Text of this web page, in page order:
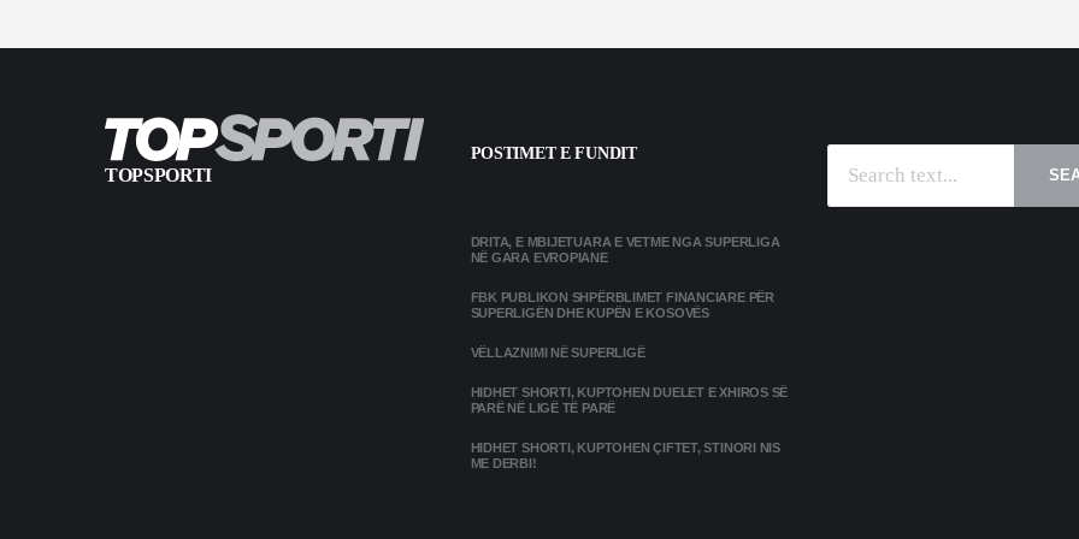
TOPSPORTI
POSTIMET E FUNDIT
DRITA, E MBIJETUARA E VETME NGA SUPERLIGA
NË GARA EVROPIANE
FBK PUBLIKON SHPËRBLIMET FINANCIARE PËR
SUPERLIGËN DHE KUPËN E KOSOVËS
VËLLAZNIMI NË SUPERLIGË
HIDHET SHORTI, KUPTOHEN DUELET E XHIROS SË
PARË NË LIGË TË PARË
HIDHET SHORTI, KUPTOHEN ÇIFTET, STINORI NIS
ME DERBI!